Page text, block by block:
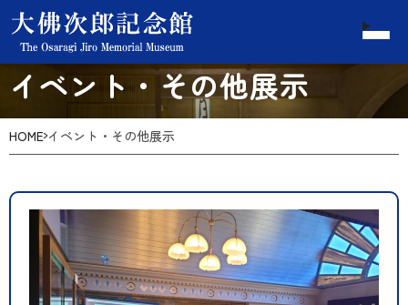
イベント・その他展示
HOME イベント・その他展示